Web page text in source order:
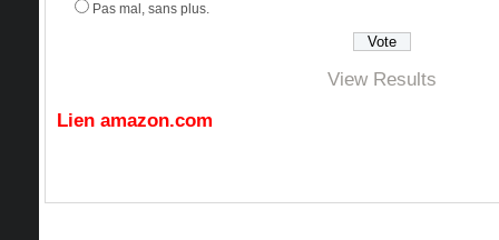
Pas mal, sans plus.
View Results
Lien amazon.com